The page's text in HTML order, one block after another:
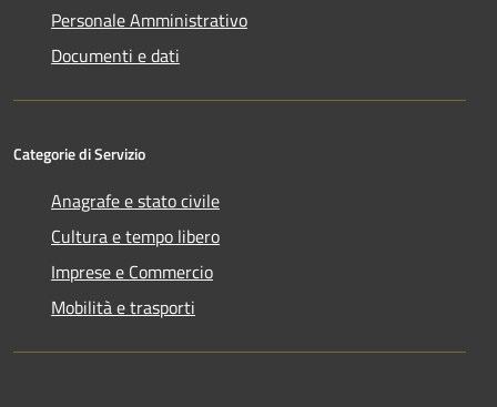
Personale Amministrativo
Documenti e dati
Categorie di Servizio
Anagrafe e stato civile
Cultura e tempo libero
Imprese e Commercio
Mobilità e trasporti